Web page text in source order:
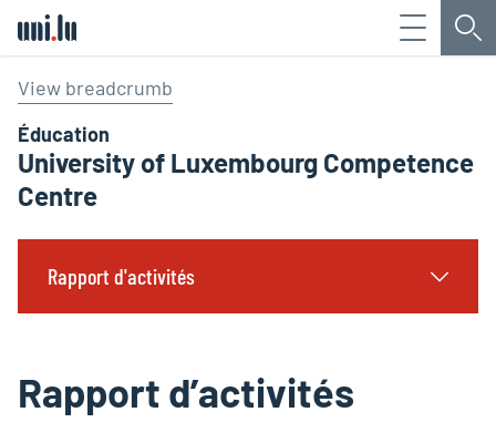
Menu
View breadcrumb
Éducation
University of Luxembourg Competence
Centre
Rapport d'activités
Rapport d’activités